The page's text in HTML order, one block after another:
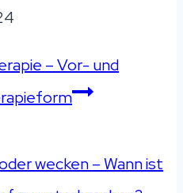
– Vor- und